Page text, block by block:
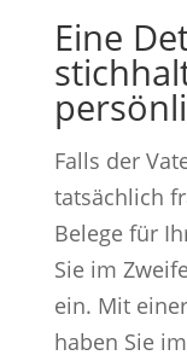
Eine
Falls der
tatsächlich
Belege für
Sie im
ein. Mit
haben Sie